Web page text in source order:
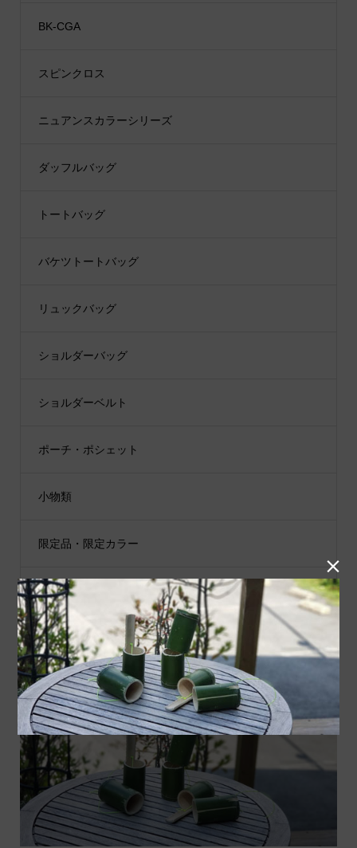
BK-CGA
スピンクロス
ニュアンスカラーシリーズ
ダッフルバッグ
トートバッグ
バケツトートバッグ
リュックバッグ
ショルダーバッグ
ショルダーベルト
ポーチ・ポシェット
小物類
限定品・限定カラー
その他
JIB公式SNS
